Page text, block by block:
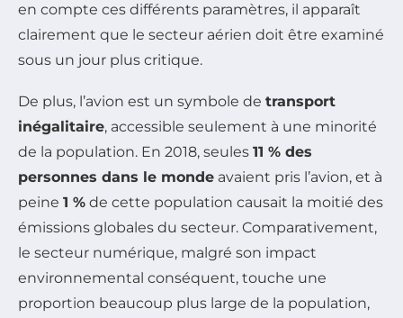
en compte ces différents paramètres, il apparaît
clairement que le secteur aérien doit être examiné
sous un jour plus critique.
De plus, l’avion est un symbole de transport
inégalitaire, accessible seulement à une minorité
de la population. En 2018, seules 11 % des
personnes dans le monde avaient pris l’avion, et à
peine 1 % de cette population causait la moitié des
émissions globales du secteur. Comparativement,
le secteur numérique, malgré son impact
environnemental conséquent, touche une
proportion beaucoup plus large de la population,